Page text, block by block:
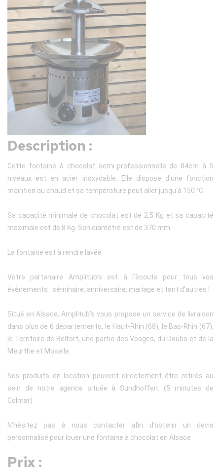
Description :
Cette fontaine à chocolat semi-professionnelle de 84cm à 5
niveaux est en acier inoxydable. Elle dispose d'une fonction
maintien au chaud et sa température peut aller jusqu'à 150 °C.
Sa capacité minimale de chocolat est de 2,5 Kg et sa capacité
maximale est de 8 Kg. Son diamètre est de 370 mm.
La fontaine est à rendre lavée
Votre partenaire Amplitub’s est à l’écoute pour tous vos
évènements : séminaire, anniversaire, mariage et tant d’autres !
Situé en Alsace, Amplitub’s vous propose un service de livraison
dans plus de 6 départements, le Haut-Rhin (68), le Bas-Rhin (67),
le Territoire de Belfort, une partie des Vosges, du Doubs et de la
Meurthe et Moselle.
Nos produits en location peuvent directement être retirés au
sein de notre agence située à Sundhoffen. (5 minutes de
Colmar)
N’hésitez pas à nous contacter afin d’obtenir un devis
personnalisé pour louer une fontaine à chocolat en Alsace
Prix :